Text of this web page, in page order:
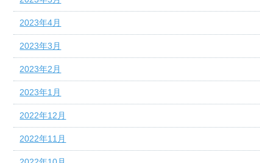
2023年4月
2023年3月
2023年2月
2023年1月
2022年12月
2022年11月